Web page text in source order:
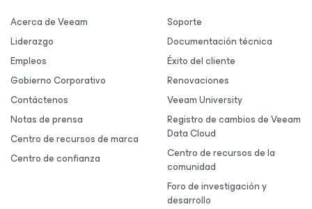
Acerca de Veeam
Liderazgo
Empleos
Gobierno Corporativo
Contáctenos
Notas de prensa
Centro de recursos de marca
Centro de confianza
Soporte
Documentación técnica
Éxito del cliente
Renovaciones
Veeam University
Registro de cambios de Veeam
Data Cloud
Centro de recursos de la
comunidad
Foro de investigación y
desarrollo